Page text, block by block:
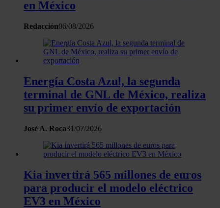
en México
Redacción06/08/2026
Energía Costa Azul, la segunda
terminal de GNL de México, realiza
su primer envío de exportación
José A. Roca31/07/2026
Kia invertirá 565 millones de euros
para producir el modelo eléctrico
EV3 en México